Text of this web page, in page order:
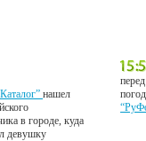
нашел
в городе, куда
девушку